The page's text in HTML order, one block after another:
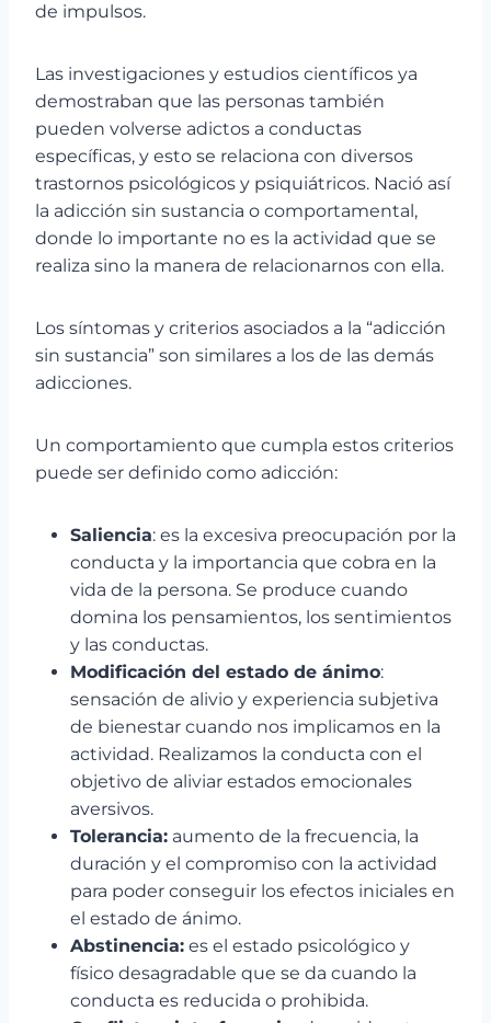
de impulsos.
Las investigaciones y estudios científicos ya
demostraban que las personas también
pueden volverse adictos a conductas
específicas, y esto se relaciona con diversos
trastornos psicológicos y psiquiátricos. Nació así
la adicción sin sustancia o comportamental,
donde lo importante no es la actividad que se
realiza sino la manera de relacionarnos con ella.
Los síntomas y criterios asociados a la “adicción
sin sustancia” son similares a los de las demás
adicciones.
Un comportamiento que cumpla estos criterios
puede ser definido como adicción:
Saliencia: es la excesiva preocupación por la
conducta y la importancia que cobra en la
vida de la persona. Se produce cuando
domina los pensamientos, los sentimientos
y las conductas.
Modificación del estado de ánimo:
sensación de alivio y experiencia subjetiva
de bienestar cuando nos implicamos en la
actividad. Realizamos la conducta con el
objetivo de aliviar estados emocionales
aversivos.
Tolerancia: aumento de la frecuencia, la
duración y el compromiso con la actividad
para poder conseguir los efectos iniciales en
el estado de ánimo.
Abstinencia: es el estado psicológico y
físico desagradable que se da cuando la
conducta es reducida o prohibida.